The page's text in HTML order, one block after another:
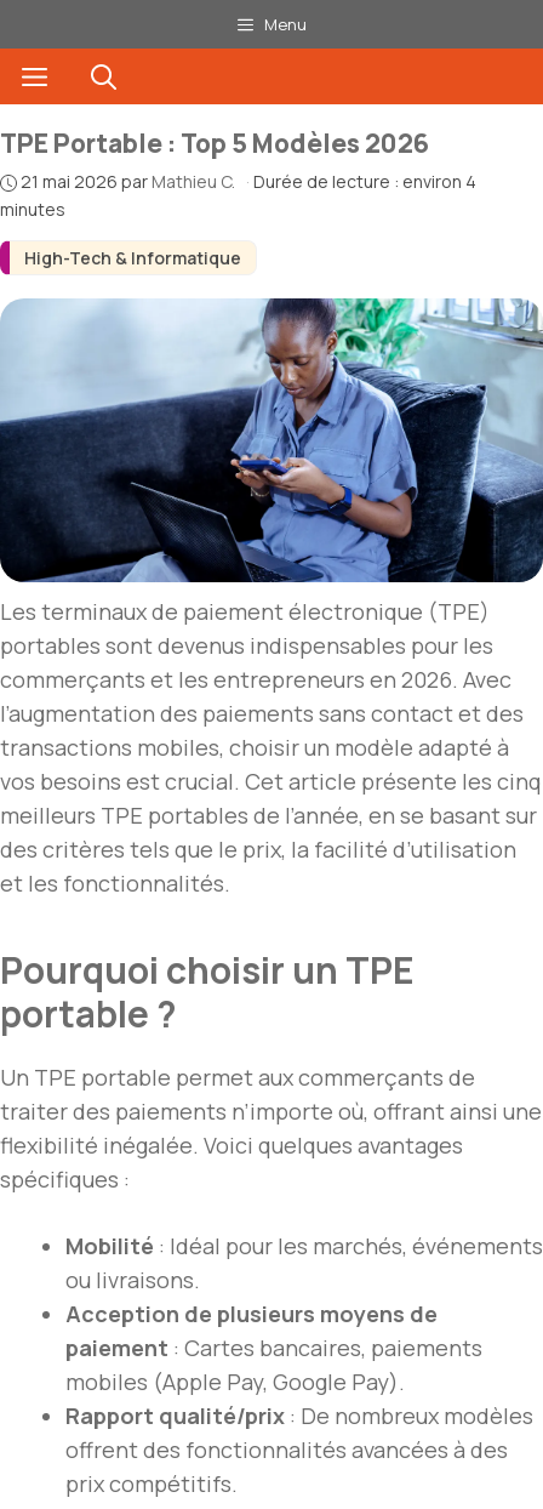
au
contenu
Menu
Menu
High-Tech & Informatique
TPE Portable : Top 5 Modèles 2026
21 mai 2026 par Mathieu C. · Durée de lecture : environ 4
minutes
Les terminaux de paiement électronique (TPE)
portables sont devenus indispensables pour les
commerçants et les entrepreneurs en 2026. Avec
l’augmentation des paiements sans contact et des
transactions mobiles, choisir un modèle adapté à
vos besoins est crucial. Cet article présente les cinq
meilleurs TPE portables de l’année, en se basant sur
des critères tels que le prix, la facilité d’utilisation
et les fonctionnalités.
Pourquoi choisir un TPE
portable ?
Un TPE portable permet aux commerçants de
traiter des paiements n’importe où, offrant ainsi une
flexibilité inégalée. Voici quelques avantages
spécifiques :
Mobilité : Idéal pour les marchés, événements
ou livraisons.
Acception de plusieurs moyens de
paiement : Cartes bancaires, paiements
mobiles (Apple Pay, Google Pay).
Rapport qualité/prix : De nombreux modèles
offrent des fonctionnalités avancées à des
prix compétitifs.